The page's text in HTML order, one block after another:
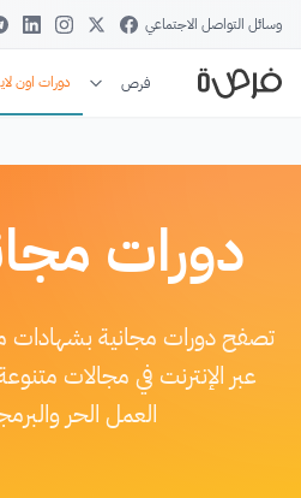
وسائل التواصل الاجتماعي
فرص دورات اون
دورات
تصفح دورات مجانية بشهادات
عبر الإنترنت في مجالات
العمل الحر